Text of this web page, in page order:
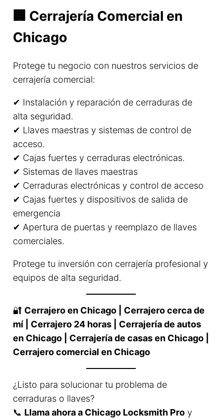
🏢 Cerrajería Comercial en
Chicago
Protege tu negocio con nuestros servicios de
cerrajería comercial:
✔ Instalación y reparación de cerraduras de
alta seguridad.
✔ Llaves maestras y sistemas de control de
acceso.
✔ Cajas fuertes y cerraduras electrónicas.
✔ Sistemas de llaves maestras
✔ Cerraduras electrónicas y control de acceso
✔ Cajas fuertes y dispositivos de salida de
emergencia
✔ Apertura de puertas y reemplazo de llaves
comerciales.
Protege tu inversión con cerrajería profesional y
equipos de alta seguridad.
🔐 Cerrajero en Chicago | Cerrajero cerca de
mí | Cerrajero 24 horas | Cerrajería de autos
en Chicago | Cerrajería de casas en Chicago |
Cerrajero comercial en Chicago
¿Listo para solucionar tu problema de
cerraduras o llaves?
📞 Llama ahora a Chicago Locksmith Proy